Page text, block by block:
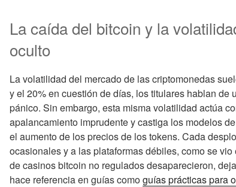
La caída del bitcoin y la
oculto
La volatilidad del mercado de las criptomonedas
y el 20% en cuestión de días, los titulares hablan
pánico. Sin embargo, esta misma volatilidad actúa
apalancamiento imprudente y castiga los modelos
el aumento de los precios de los tokens. Cada
ocasionales y a las plataformas débiles, como se
de casinos bitcoin no regulados desaparecieron,
hace referencia en guías comoguías prácticas para